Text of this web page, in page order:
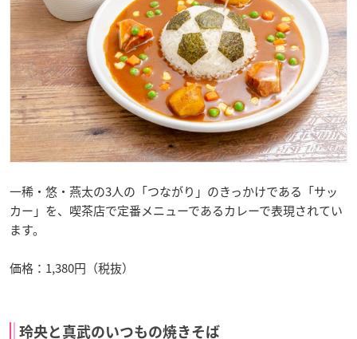
一稀・悠・燕太の3人の「つながり」のきっかけである「サッ
カー」を、喫茶店で定番メニューであるカレーで表現されてい
ます。
価格：1,380円（税抜）
玲央と真武のいつもの焼きそば